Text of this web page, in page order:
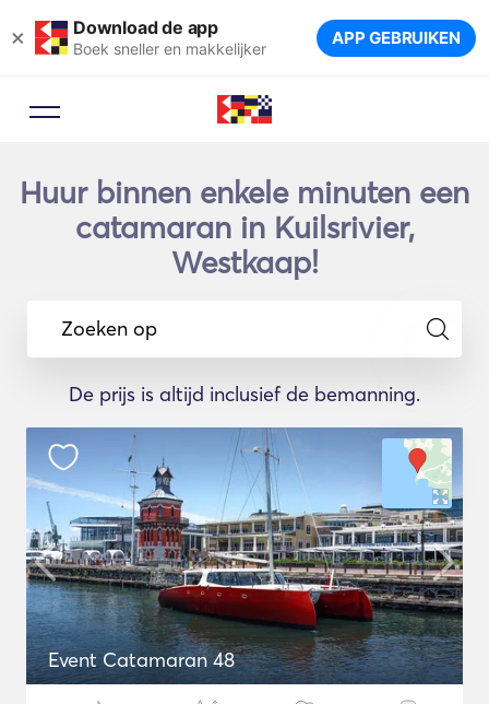
× Download de app
Boek sneller en makkelijker APP GEBRUIKEN
Huur binnen enkele minuten een
catamaran in Kuilsrivier,
Westkaap!
Zoeken op
De prijs is altijd inclusief de bemanning.
Event Catamaran 48